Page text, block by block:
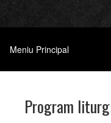
Program